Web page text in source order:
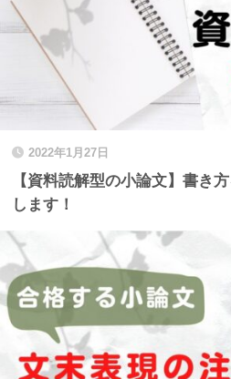
2022年1月27日
【資料読解型の小論文】書き
します！